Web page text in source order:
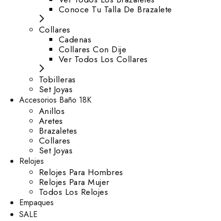
Conoce Tu Talla De Brazalete
Collares
Cadenas
Collares Con Dije
Ver Todos Los Collares
Tobilleras
Set Joyas
Accesorios Baño 18K
Anillos
Aretes
Brazaletes
Collares
Set Joyas
Relojes
Relojes Para Hombres
Relojes Para Mujer
Todos Los Relojes
Empaques
SALE